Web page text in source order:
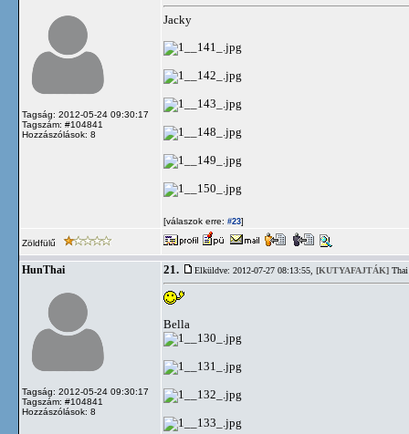
Tagság: 2012-05-24 09:30:17
Tagszám: #104841
Hozzászólások: 8
Jacky
[válaszok erre: #23]
Zöldfülű
HunThai
Tagság: 2012-05-24 09:30:17
Tagszám: #104841
Hozzászólások: 8
21. Elküldve: 2012-07-27 08:13:55, [KUTYAFAJTÁK]
Bella